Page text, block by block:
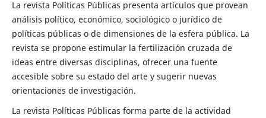
La revista Políticas Públicas presenta artículos que provean
análisis político, económico, sociológico o jurídico de
políticas públicas o de dimensiones de la esfera pública. La
revista se propone estimular la fertilización cruzada de
ideas entre diversas disciplinas, ofrecer una fuente
accesible sobre su estado del arte y sugerir nuevas
orientaciones de investigación.
La revista Políticas Públicas forma parte de la actividad